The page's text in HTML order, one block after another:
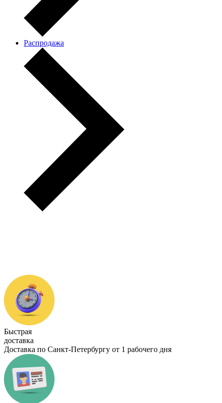
Распродажа
Быстрая
доставка
Доставка по Санкт-Петербургу от 1 рабочего дня